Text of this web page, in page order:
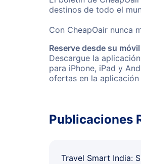
destinos de todo el
Con CheapOair nunca
Reserve desde su
Descargue la
para iPhone, iPad y
ofertas en la
Publicaciones
Travel Smart India: